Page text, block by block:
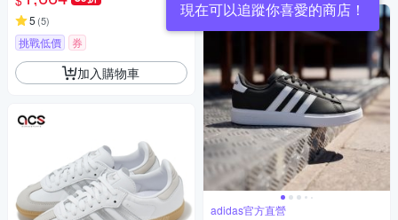
5 (5)
挑戰低價 券
加入購物車
現在可以追蹤你喜愛的商店！
adidas官方直營